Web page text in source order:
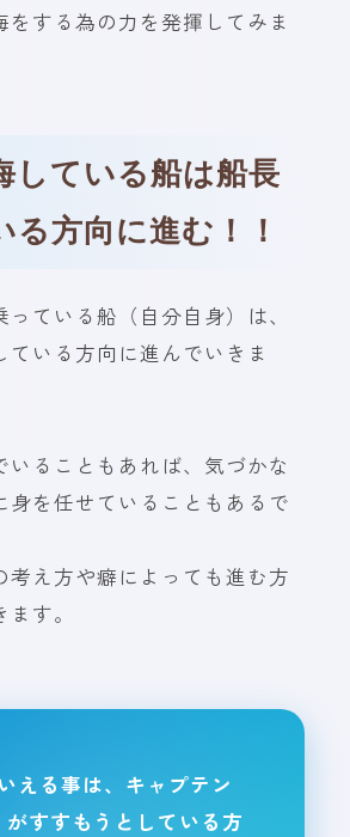
をする為の力を発揮してみま
している船は船長
る方向に進む！！
ている船（自分自身）は、
ている方向に進んでいきま
いることもあれば、気づかな
身を任せていることもあるで
考え方や癖によっても進む方
す。
える事は、キャプテン
がすすもうとしている方